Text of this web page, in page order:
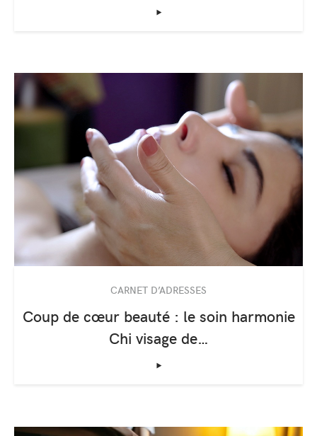
‣
CARNET D’ADRESSES
Coup de cœur beauté : le soin harmonie
Chi visage de…
‣